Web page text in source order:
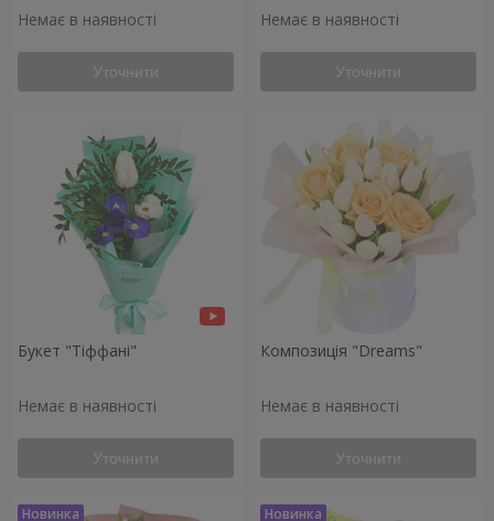
Немає в наявності
Уточнити
Немає в наявності
Уточнити
Букет "Тіффані"
Немає в наявності
Уточнити
Композиція "Dreams"
Немає в наявності
Уточнити